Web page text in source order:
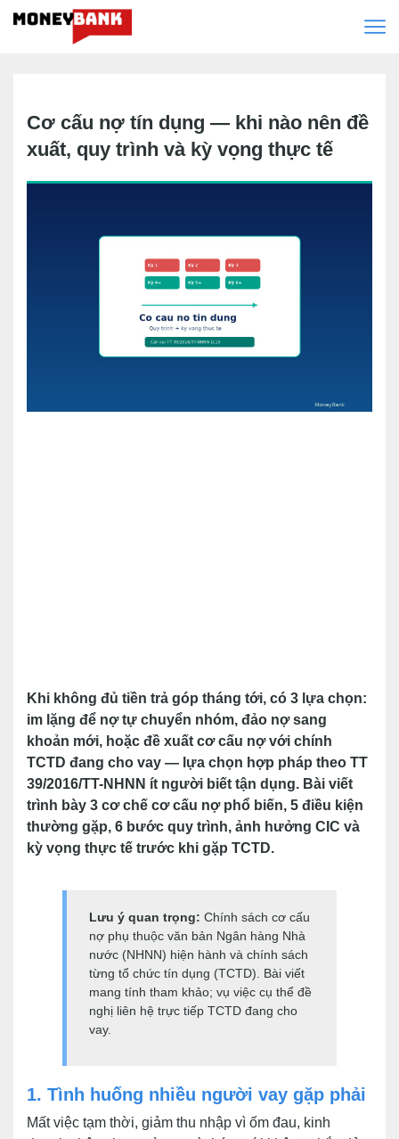
Cơ cấu nợ tín dụng — khi nào nên đề
xuất, quy trình và kỳ vọng thực tế
Khi không đủ tiền trả góp tháng tới, có 3 lựa chọn:
im lặng để nợ tự chuyển nhóm, đảo nợ sang
khoản mới, hoặc đề xuất cơ cấu nợ với chính
TCTD đang cho vay — lựa chọn hợp pháp theo TT
39/2016/TT-NHNN ít người biết tận dụng. Bài viết
trình bày 3 cơ chế cơ cấu nợ phổ biến, 5 điều kiện
thường gặp, 6 bước quy trình, ảnh hưởng CIC và
kỳ vọng thực tế trước khi gặp TCTD.
Lưu ý quan trọng: Chính sách cơ cấu
nợ phụ thuộc văn bản Ngân hàng Nhà
nước (NHNN) hiện hành và chính sách
từng tổ chức tín dụng (TCTD). Bài viết
mang tính tham khảo; vụ việc cụ thể đề
nghị liên hệ trực tiếp TCTD đang cho
vay.
1. Tình huống nhiều người vay gặp phải
Mất việc tạm thời, giảm thu nhập vì ốm đau, kinh